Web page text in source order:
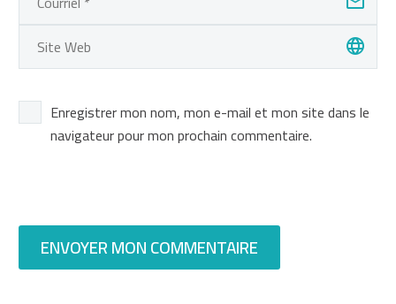
Enregistrer mon nom, mon e-mail et mon site dans le
navigateur pour mon prochain commentaire.
ENVOYER MON COMMENTAIRE